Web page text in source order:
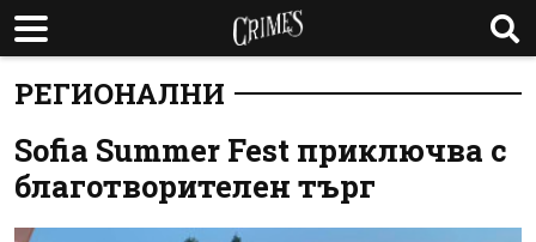
РЕГИОНАЛНИ
Sofia Summer Fest приключва с
благотворителен търг